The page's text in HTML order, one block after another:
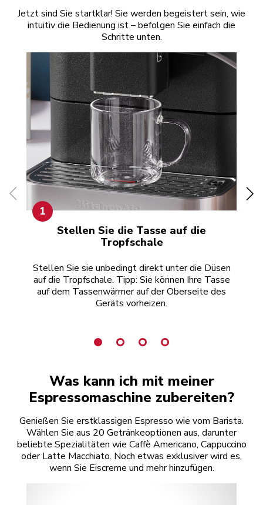
Jetzt sind Sie startklar! Sie werden begeistert sein, wie
intuitiv die Bedienung ist – befolgen Sie einfach die
Schritte unten.
1
Stellen Sie die Tasse auf die
Tropfschale
Stellen Sie sie unbedingt direkt unter die Düsen
auf die Tropfschale. Tipp: Sie können Ihre Tasse
auf dem Tassenwärmer auf der Oberseite des
Geräts vorheizen.
Was kann ich mit meiner
Espressomaschine zubereiten?
Genießen Sie erstklassigen Espresso wie vom Barista.
Wählen Sie aus 20 Getränkeoptionen aus, darunter
beliebte Spezialitäten wie Caffè Americano, Cappuccino
oder Latte Macchiato. Noch etwas exklusiver wird es,
wenn Sie Eiscreme und mehr hinzufügen.